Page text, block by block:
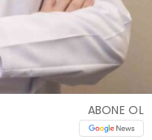
ABONE OL